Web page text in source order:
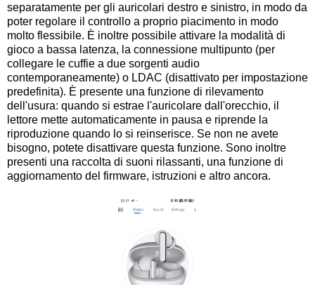
separatamente per gli auricolari destro e sinistro, in modo da
poter regolare il controllo a proprio piacimento in modo
molto flessibile. È inoltre possibile attivare la modalità di
gioco a bassa latenza, la connessione multipunto (per
collegare le cuffie a due sorgenti audio
contemporaneamente) o LDAC (disattivato per impostazione
predefinita). È presente una funzione di rilevamento
dell'usura: quando si estrae l'auricolare dall'orecchio, il
lettore mette automaticamente in pausa e riprende la
riproduzione quando lo si reinserisce. Se non ne avete
bisogno, potete disattivare questa funzione. Sono inoltre
presenti una raccolta di suoni rilassanti, una funzione di
aggiornamento del firmware, istruzioni e altro ancora.